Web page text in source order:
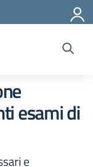
esami di
e